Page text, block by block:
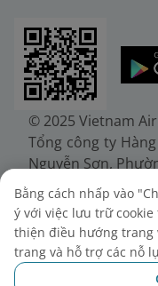
© 2025 Vietnam
Tổng công ty
Nguyễn Sơn,
Điện thoại:
38722375
Giấy chứng nhận
doanh nghiệp
30/6/2010,
Bằng cách nhấp vào
ý với việc lưu trữ
thiện điều hướng trang
trang và hỗ trợ các nỗ